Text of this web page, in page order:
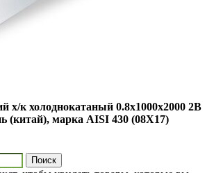
х/к холоднокатаный 0.8х1000х2000 2B
(китай), марка AISI 430 (08Х17)
Поиск